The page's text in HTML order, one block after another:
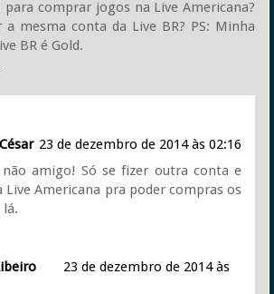
para comprar jogos na Live Americana?
a mesma conta da Live BR? PS: Minha
BR é Gold.
23 de dezembro de 2014 às 02:16
não amigo! Só se fizer outra conta e
Live Americana pra poder compras os
lá.
23 de dezembro de 2014 às